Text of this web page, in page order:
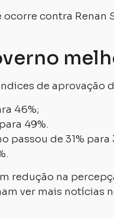
contra Renan
de aprovação
46%;
49%.
passou de 31% para
redução na
ver mais notícias